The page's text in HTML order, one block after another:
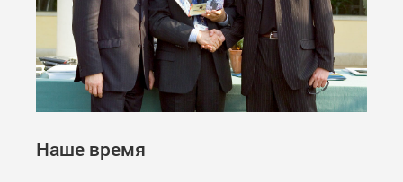
Наше время